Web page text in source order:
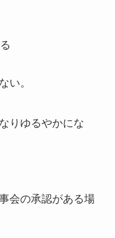
い。
りゆるやかにな
会の承認がある場